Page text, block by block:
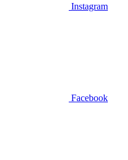
Instagram
Facebook